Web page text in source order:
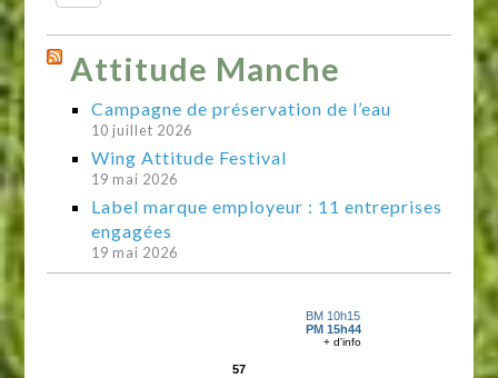
Attitude Manche
Campagne de préservation de l’eau
10 juillet 2026
Wing Attitude Festival
19 mai 2026
Label marque employeur : 11 entreprises
engagées
19 mai 2026